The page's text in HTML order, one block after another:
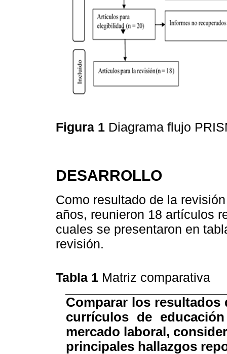
Figura 1 Diagrama flujo
DESARROLLO
Como resultado de la
años, reunieron 18 artículos
cuales se presentaron en
revisión.
Tabla 1 Matriz comparativa
Comparar los resultados
currículos de
mercado laboral,
principales hallazgos